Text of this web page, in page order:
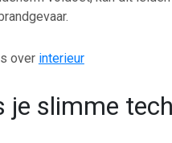
over interieur
je slimme